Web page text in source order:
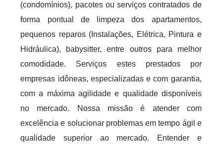
(condomínios), pacotes ou serviços contratados de
forma pontual de limpeza dos apartamentos,
pequenos reparos (Instalações, Elétrica, Pintura e
Hidráulica), babysitter, entre outros para melhor
comodidade. Serviços estes prestados por
empresas idôneas, especializadas e com garantia,
com a máxima agilidade e qualidade disponíveis
no mercado. Nossa missão é atender com
excelência e solucionar problemas em tempo ágil e
qualidade superior ao mercado. Entender e